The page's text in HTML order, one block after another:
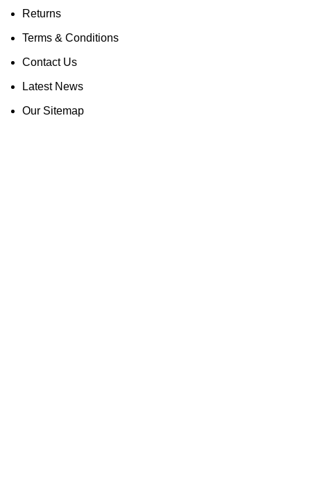
Returns
Terms & Conditions
Contact Us
Latest News
Our Sitemap